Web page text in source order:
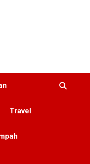
Travel